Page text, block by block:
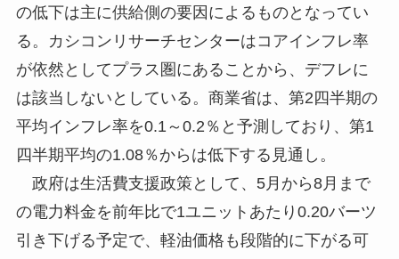
の低下は主に供給側の要因によるものとなってい
る。カシコンリサーチセンターはコアインフレ率
が依然としてプラス圏にあることから、デフレに
は該当しないとしている。商業省は、第2四半期の
平均インフレ率を0.1～0.2％と予測しており、第1
四半期平均の1.08％からは低下する見通し。
政府は生活費支援政策として、5月から8月まで
の電力料金を前年比で1ユニットあたり0.20バーツ
引き下げる予定で、軽油価格も段階的に下がる可